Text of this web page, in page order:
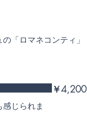
「ロマネコンティ」
じられま
￥4,200